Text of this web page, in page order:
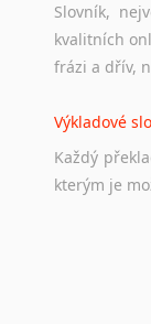
Odkazy
hledat práci
Hledáte-li
stejná
Slovník,
kvalitních
frázi a dřív,
Výkladové
Každý
kterým je